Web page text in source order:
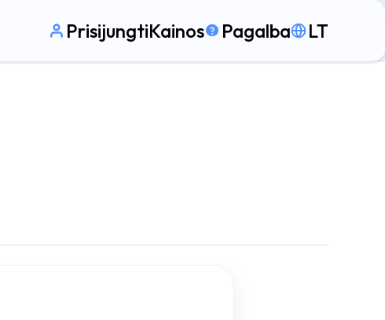
PrisijungtiKainos Pagalba LT